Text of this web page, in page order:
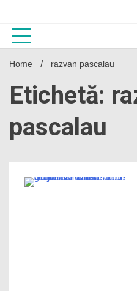
content
Home razvan pascalau
Etichetă:
pascalau